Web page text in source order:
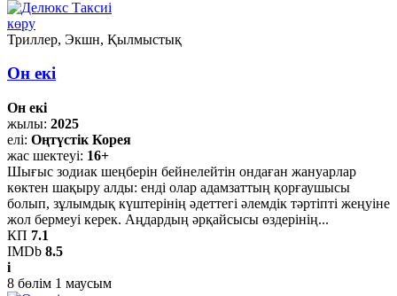
көру
Триллер, Экшн, Қылмыстық
Он екі
Он екі
жылы: 2025
елі: Оңтүстік Корея
жас шектеуі: 16+
Шығыс зодиак шеңберін бейнелейтін ондаған жануарлар
көктен шақыру алды: енді олар адамзаттың қорғаушысы
болып, зұлымдық күштерінің әдеттегі әлемдік тәртіпті жеңуіне
жол бермеуі керек. Аңдардың әрқайсысы өздерінің...
КП 7.1
IMDb 8.5
i
8 бөлім 1 маусым